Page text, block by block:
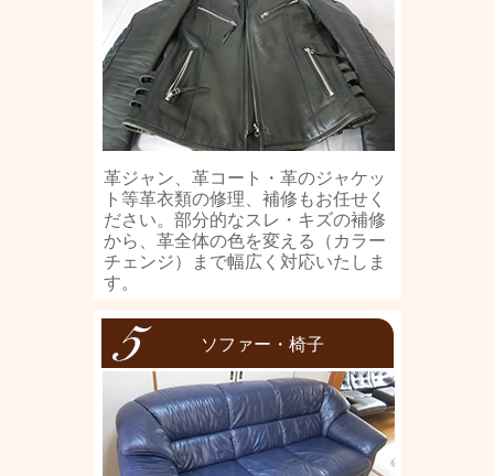
革ジャン、革コート・革のジャケッ
ト等革衣類の修理、補修もお任せく
ださい。部分的なスレ・キズの補修
から、革全体の色を変える（カラー
チェンジ）まで幅広く対応いたしま
す。
ソファー・椅子